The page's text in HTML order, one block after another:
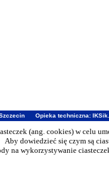
Opieka techniczna:
(ang. cookies) w celu
Aby dowiedzieć się czym są
na wykorzystywanie